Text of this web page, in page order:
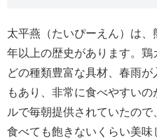
太平燕（たいぴーえん）は
年以上の歴史があります。
どの種類豊富な具材、春雨
もあり、非常に食べやすい
ルで毎朝提供されていたの
食べても飽きないくらい美味